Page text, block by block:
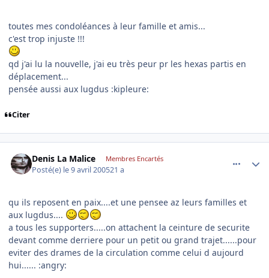
toutes mes condoléances à leur famille et amis...
c'est trop injuste !!!
qd j'ai lu la nouvelle, j'ai eu très peur pr les hexas partis en
déplacement...
pensée aussi aux lugdus :kipleure:
Citer
Denis La Malice Membres Encartés
Posté(e) le 9 avril 200521 a
qu ils reposent en paix....et une pensee az leurs familles et
aux lugdus....
a tous les supporters.....on attachent la ceinture de securite
devant comme derriere pour un petit ou grand trajet......pour
eviter des drames de la circulation comme celui d aujourd
hui...... :angry: